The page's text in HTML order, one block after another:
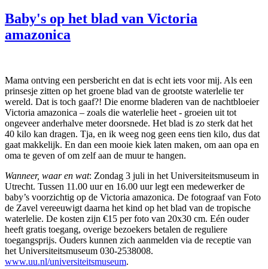
Baby's op het blad van Victoria
amazonica
Mama ontving een persbericht en dat is echt iets voor mij. Als een
prinsesje zitten op het groene blad van de grootste waterlelie ter
wereld. Dat is toch gaaf?! Die enorme bladeren van de nachtbloeier
Victoria amazonica – zoals die waterlelie heet - groeien uit tot
ongeveer anderhalve meter doorsnede. Het blad is zo sterk dat het
40 kilo kan dragen. Tja, en ik weeg nog geen eens tien kilo, dus dat
gaat makkelijk. En dan een mooie kiek laten maken, om aan opa en
oma te geven of om zelf aan de muur te hangen.
Wanneer, waar en wat: Zondag 3 juli in het Universiteitsmuseum in
Utrecht. Tussen 11.00 uur en 16.00 uur legt een medewerker de
baby’s voorzichtig op de Victoria amazonica. De fotograaf van Foto
de Zavel vereeuwigt daarna het kind op het blad van de tropische
waterlelie. De kosten zijn €15 per foto van 20x30 cm. Eén ouder
heeft gratis toegang, overige bezoekers betalen de reguliere
toegangsprijs. Ouders kunnen zich aanmelden via de receptie van
het Universiteitsmuseum 030-2538008.
www.uu.nl/universiteitsmuseum.